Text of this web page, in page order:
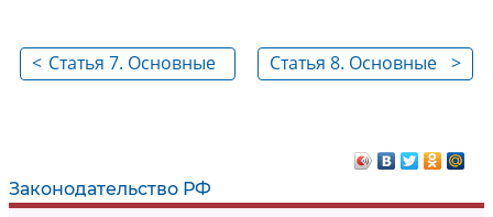
Законодательство РФ
< Статья 7. Основные
>
Статья 8. Основные
исполнителя,
исполнителя